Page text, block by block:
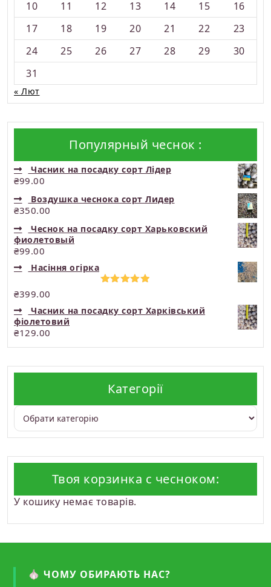
10
11 12 13 14 15
16
17
18 19 20 21 22
23
24
25 26 27 28 29
30
31
« Лют
Популярный чеснок :
Часник на посадку сорт Лідер
₴99.00
Воздушка чеснока сорт Лидер
₴350.00
Чеснок на посадку сорт Харьковский
фиолетовый
₴99.00
Насіння огірка
₴399.00
Часник на посадку сорт Харківський
фіолетовий
₴129.00
Категорії
Твоя корзинка с чесноком:
У кошику немає товарів.
🧄 ЧОМУ ОБИРАЮТЬ НАС?